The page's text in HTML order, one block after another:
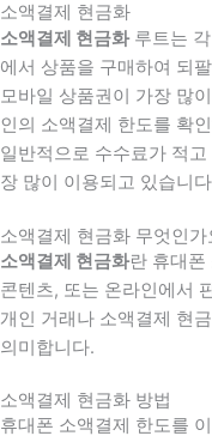
소액결제 현금화
소액결제 현금화루트는 각
에서 상품을 구매하여 되
모바일 상품권이 가장 많
인의 소액결제 한도를 확
일반적으로 수수료가 적
장 많이 이용되고 있습니
소액결제 현금화 무엇인가
소액결제 현금화란 휴대폰
콘텐츠, 또는 온라인에서
개인 거래나 소액결제 현
의미합니다.
소액결제 현금화 방법
휴대폰 소액결제 한도를